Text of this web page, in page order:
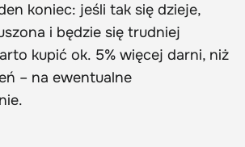
koniec: jeśli tak się dzieje,
i będzie się trudniej
kupić ok. 5% więcej darni, niż
– na ewentualne